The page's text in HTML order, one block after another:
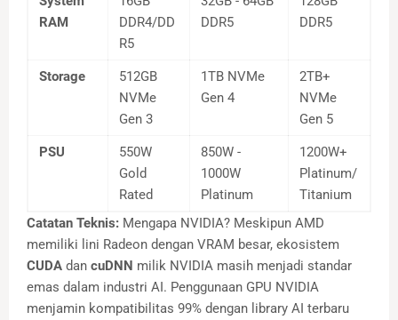
RAM
DDR4/DD
R5
DDR5
DDR5
Storage
512GB
NVMe
Gen 3
1TB NVMe
Gen 4
2TB+
NVMe
Gen 5
PSU
550W
Gold
Rated
850W -
1000W
Platinum
1200W+
Platinum/
Titanium
Catatan Teknis: Mengapa NVIDIA? Meskipun AMD
memiliki lini Radeon dengan VRAM besar, ekosistem
CUDA dan cuDNN milik NVIDIA masih menjadi standar
emas dalam industri AI. Penggunaan GPU NVIDIA
menjamin kompatibilitas 99% dengan library AI terbaru